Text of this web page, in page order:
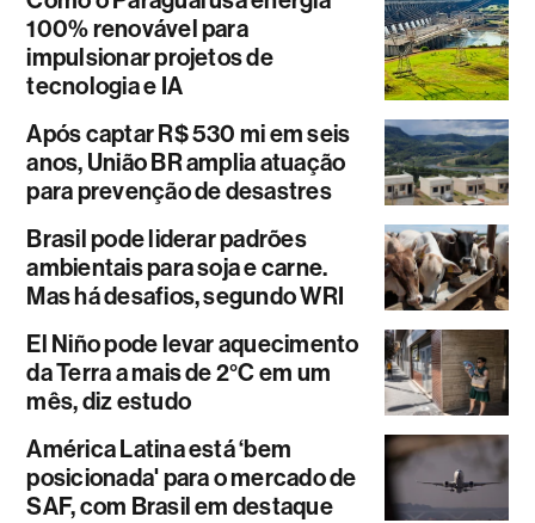
100% renovável para
impulsionar projetos de
tecnologia e IA
Após captar R$ 530 mi em seis
anos, União BR amplia atuação
para prevenção de desastres
Brasil pode liderar padrões
ambientais para soja e carne.
Mas há desafios, segundo WRI
El Niño pode levar aquecimento
da Terra a mais de 2°C em um
mês, diz estudo
América Latina está ‘bem
posicionada' para o mercado de
SAF, com Brasil em destaque